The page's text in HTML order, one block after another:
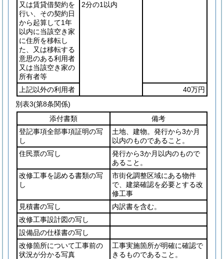
又は賃貸借契約を
行い、その契約日
から起算して1年
以内に当該空き家
に住所を移転し
た、又は移転する
意思のある利用者
又は当該空き家の
所有者等
2分の1以内
上記以外の利用者
40万円
別表3(第8条関係)
添付書類
備考
登記事項全部事項証明の写
し
土地、建物。発行から3か月
以内のものであること。
住民票の写し
発行から3か月以内のもので
あること。
改修工事を認める書類の写
し
市街化調整区域にある物件
で、建築確認を必要とする改
修工事
見積書の写し
内訳書を含む。
改修工事設計図の写し
設備品の仕様書の写し
改修箇所について工事前の
状況が分かる写真
工事実施箇所が明確に確認で
きるものであること。